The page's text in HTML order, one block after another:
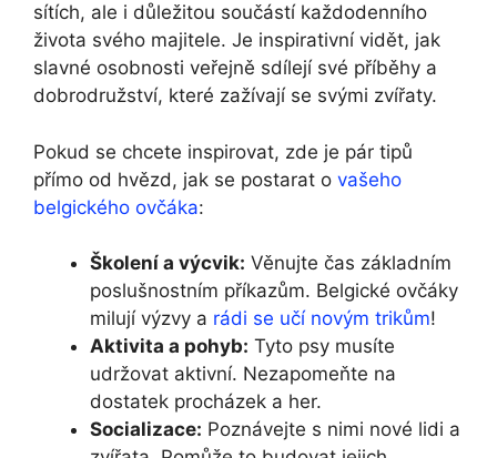
sítích,⁢ ale⁤ i důležitou ‌součástí⁣ každodenního
života svého majitele. Je inspirativní vidět, ⁣jak
slavné osobnosti veřejně ⁤sdílejí své příběhy a
dobrodružství, které zažívají se svými zvířaty.
Pokud se chcete inspirovat, zde je pár ⁤tipů
přímo od⁢ hvězd, jak se postarat o‍ vašeho
belgického ovčáka:
Školení​ a výcvik: ⁤Věnujte čas základním​
poslušnostním příkazům. Belgické ovčáky
⁣milují výzvy a rádi se učí novým trikům!
Aktivita a pohyb: Tyto psy musíte
udržovat aktivní. Nezapomeňte ⁢na
‌dostatek⁣ procházek a her.
Socializace: Poznávejte s nimi nové ⁣lidi a